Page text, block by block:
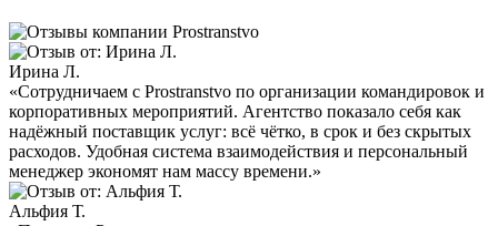
Ирина Л.
«Сотрудничаем с Prostranstvo по организации командировок и
корпоративных мероприятий. Агентство показало себя как
надёжный поставщик услуг: всё чётко, в срок и без скрытых
расходов. Удобная система взаимодействия и персональный
менеджер экономят нам массу времени.»
Альфия Т.